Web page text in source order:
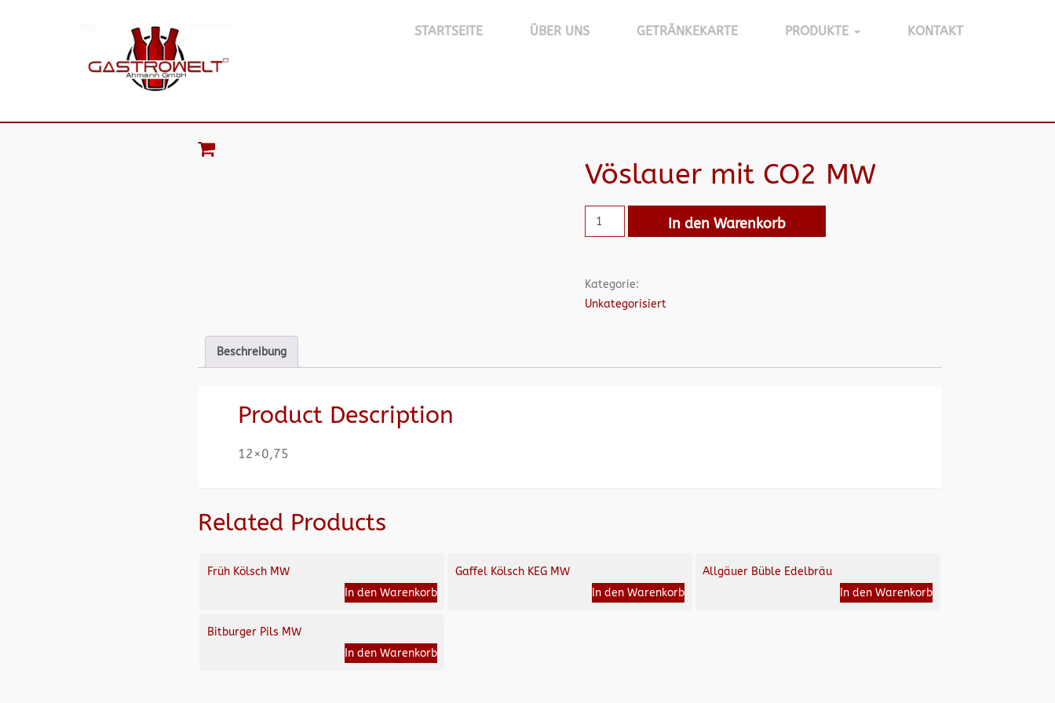
STARTSEITE ÜBER UNS GETRÄNKEKARTE PRODUKTE KONTAKT
Vöslauer mit CO2 MW
In den Warenkorb
Kategorie:
Unkategorisiert
Beschreibung
Product Description
12×0,75
Related Products
Früh Kölsch MW
In den Warenkorb
Gaffel Kölsch KEG MW
In den Warenkorb
Allgäuer Büble Edelbräu
In den Warenkorb
Bitburger Pils MW
In den Warenkorb